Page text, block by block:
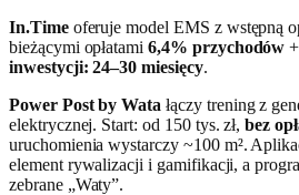
In.Timeoferuje model EMS z wstępną
bieżącymi opłatami6,4% przychodów
inwestycji: 24–30 miesięcy.
Power Post by Wata łączy trening z
elektrycznej. Start: od 150 tys. zł,bez
uruchomienia wystarczy ~100 m².
element rywalizacji i gamifikacji, a
zebrane „Waty”.